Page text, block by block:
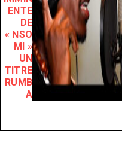
ENTE
DE
« NSO
MI »
UN
TITRE
RUMB
A